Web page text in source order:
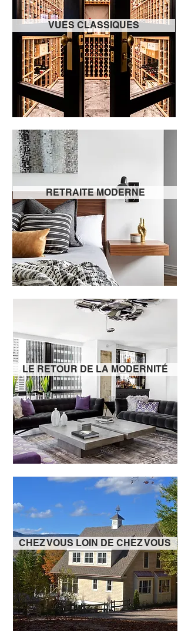
VUES CLASSIQUES
RETRAITE MODERNE
LE RETOUR DE LA MODERNITÉ
CHEZ VOUS LOIN DE CHEZ VOUS